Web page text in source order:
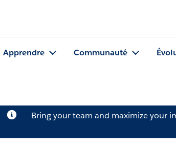
Apprendre Communauté
Bring your team and maximize your